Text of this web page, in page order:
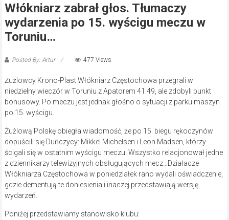
Włókniarz zabrał głos. Tłumaczy
wydarzenia po 15. wyścigu meczu w
Toruniu…
Posted By: Artur 477 Views
Żużlowcy Krono-Plast Włókniarz Częstochowa przegrali w
niedzielny wieczór w Toruniu z Apatorem 41:49, ale zdobyli punkt
bonusowy. Po meczu jest jednak głośno o sytuacji z parku maszyn
po 15. wyścigu.
Żużlową Polskę obiegła wiadomość, że po 15. biegu rękoczynów
dopuścili się Duńczycy: Mikkel Michelsen i Leon Madsen, którzy
ścigali się w ostatnim wyścigu meczu. Wszystko relacjonował jedne
z dziennikarzy telewizyjnych obsługujących mecz…Działacze
Włókniarza Częstochowa w poniedziałek rano wydali oświadczenie,
gdzie dementują te doniesienia i inaczej przedstawiają wersję
wydarzeń.
Poniżej przedstawiamy stanowisko klubu: